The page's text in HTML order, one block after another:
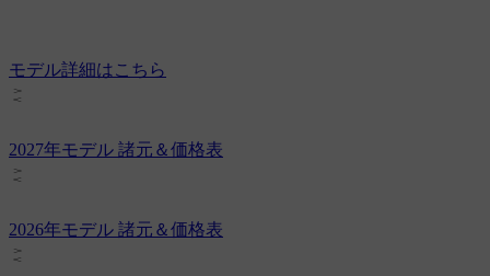
モデル詳細はこちら
2027年モデル 諸元＆価格表
2026年モデル 諸元＆価格表